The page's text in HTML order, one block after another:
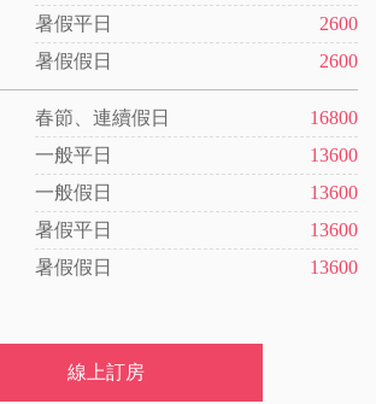
暑假平日
2600
暑假假日
2600
春節、連續假日
16800
一般平日
13600
一般假日
13600
暑假平日
13600
暑假假日
13600
線上訂房